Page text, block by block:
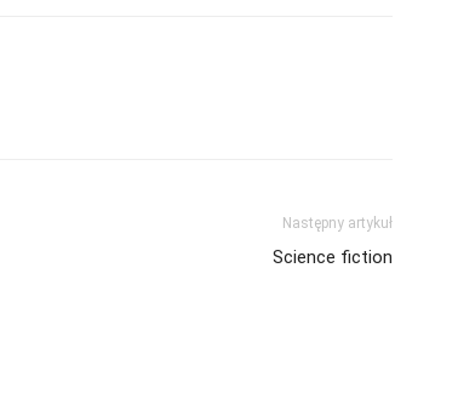
Następny artykuł
Science fiction